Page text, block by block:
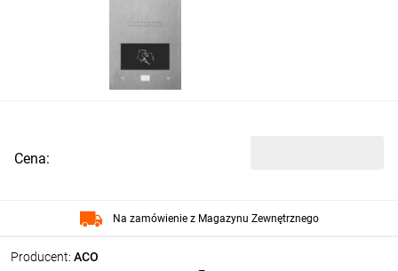
Producent: ACO
Cena:
Na zamówienie z Magazynu Zewnętrznego